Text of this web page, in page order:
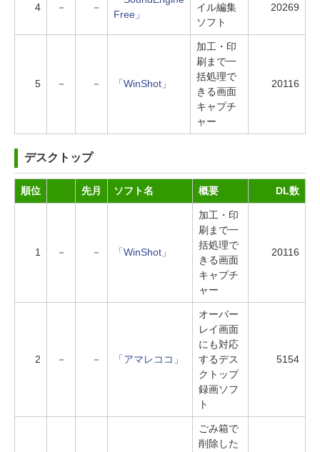
4 － －
Free」
イル編集
ソフト
20269
5 － － 「WinShot」
加工・印
刷まで一
括処理で
きる画面
キャプチ
ャー
20116
デスクトップ
順位 先月 ソフト名 概要 DL数
1 － － 「WinShot」
加工・印
刷まで一
括処理で
きる画面
キャプチ
ャー
20116
2 － － 「アマレココ」
オーバー
レイ画面
にも対応
するデス
クトップ
録画ソフ
ト
5154
ごみ箱で
削除した